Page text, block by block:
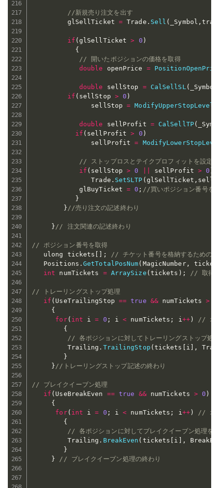
//新規売り注文を出す
         glSellTicket
= Trade . Sell ( _Symbol ,
if (glSellTicket > 0 )
{
// 開いたポジションの価格を取得
double
openPrice =
double sellStop = CalSellSL ( _Symbol
if ( sellStop > 0 )
               sellStop
= ModifyUpperStopLevel
double sellProfit = CalSellTP(
if ( sellProfit > 0 )
               sellProfit
=
// ストップロスとテイクプロフィットを設定
if ( sellStop > 0 sellProfit > 0 )
               Trade
. SetSLTP (glSellTicket ,
            glBuyTicket
= 0 ; //買いポジション番号を
}
} //売り注文の記述終わり
} // 注文関連の記述終わり
// ポジション番号を取得
   ulong tickets
[ ] ;
// チケット番号を格納するための
   Positions
.GetTotalPosNum( MagicNumber,
int numTickets = ArraySize (tickets ) ; // 取得し
// トレーリングストップ処理
if ( UseTrailingStop == true && numTickets >
{
for( int i = 0 ; i < numTickets ; i ++)
// オ
{
// 各ポジションに対してトレーリングストップ処
         Trailing
. TrailingStop (tickets [ i ] ,
}
} //トレーリングストップ記述の終わり
// ブレイクイーブン処理
if ( UseBreakEven == true && numTickets > 0 )
{
for( int i = 0 ; i < numTickets ; i ++)
// オ
{
// 各ポジションに対してブレイクイーブン処理を
         Trailing
. BreakEven ( tickets [ i ] ,
}
}
// ブレイクイーブン処理の終わり